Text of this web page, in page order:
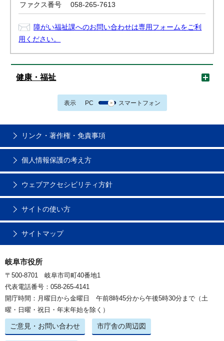
ファクス番号 058-265-7613
障がい福祉課へのお問い合わせは専用フォームをご利
用ください。
健康・福祉
表示 PC スマートフォン
リンク・著作権・免責事項
個人情報保護の考え方
ウェブアクセシビリティ方針
サイトの使い方
サイトマップ
岐阜市役所
〒500-8701 岐阜市司町40番地1
代表電話番号：058-265-4141
開庁時間：月曜日から金曜日 午前8時45分から午後5時30分まで（土
曜・日曜・祝日・年末年始を除く）
ご意見・お問い合わせ 市庁舎の周辺図